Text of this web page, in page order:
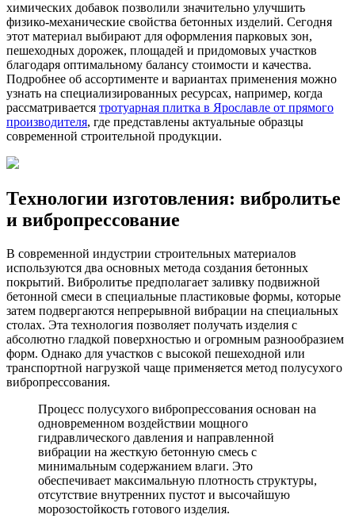
химических добавок позволили значительно улучшить
физико-механические свойства бетонных изделий. Сегодня
этот материал выбирают для оформления парковых зон,
пешеходных дорожек, площадей и придомовых участков
благодаря оптимальному балансу стоимости и качества.
Подробнее об ассортименте и вариантах применения можно
узнать на специализированных ресурсах, например, когда
рассматривается тротуарная плитка в Ярославле от прямого
производителя, где представлены актуальные образцы
современной строительной продукции.
Технологии изготовления: вибролитье
и вибропрессование
В современной индустрии строительных материалов
используются два основных метода создания бетонных
покрытий. Вибролитье предполагает заливку подвижной
бетонной смеси в специальные пластиковые формы, которые
затем подвергаются непрерывной вибрации на специальных
столах. Эта технология позволяет получать изделия с
абсолютно гладкой поверхностью и огромным разнообразием
форм. Однако для участков с высокой пешеходной или
транспортной нагрузкой чаще применяется метод полусухого
вибропрессования.
Процесс полусухого вибропрессования основан на
одновременном воздействии мощного
гидравлического давления и направленной
вибрации на жесткую бетонную смесь с
минимальным содержанием влаги. Это
обеспечивает максимальную плотность структуры,
отсутствие внутренних пустот и высочайшую
морозостойкость готового изделия.